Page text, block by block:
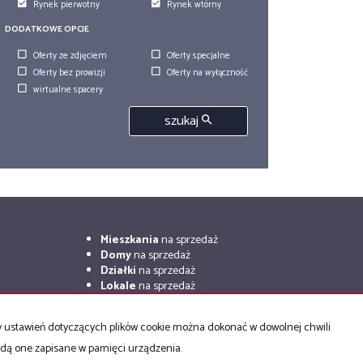
Rynek pierwotny
Rynek wtórny
DODATKOWE OPCJE
Oferty ze zdjęciem
Oferty specjalne
Oferty bez prowizji
Oferty na wyłączność
wirtualne spacery
szukaj
Mieszkaniana sprzedaż
Domyna sprzedaż
Działkina sprzedaż
Lokalena sprzedaż
dotyczących plików cookie można dokonać w dowolnej chwili
one zapisane w pamięci urządzenia.